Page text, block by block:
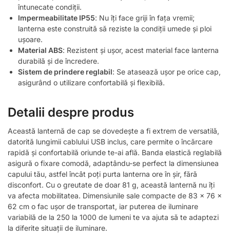
întunecate condiții.
Impermeabilitate IP55: Nu îți face griji în fața vremii;
lanterna este construită să reziste la condiții umede și ploi
ușoare.
Material ABS: Rezistent și ușor, acest material face lanterna
durabilă și de încredere.
Sistem de prindere reglabil: Se atasează ușor pe orice cap,
asigurând o utilizare confortabilă și flexibilă.
Detalii despre produs
Această lanternă de cap se dovedește a fi extrem de versatilă,
datorită lungimii cablului USB inclus, care permite o încărcare
rapidă și confortabilă oriunde te-ai află. Banda elastică reglabilă
asigură o fixare comodă, adaptându-se perfect la dimensiunea
capului tău, astfel încât poți purta lanterna ore în șir, fără
disconfort. Cu o greutate de doar 81 g, această lanternă nu îți
va afecta mobilitatea. Dimensiunile sale compacte de 83 x 76 x
62 cm o fac ușor de transportat, iar puterea de iluminare
variabilă de la 250 la 1000 de lumeni te va ajuta să te adaptezi
la diferite situații de iluminare.